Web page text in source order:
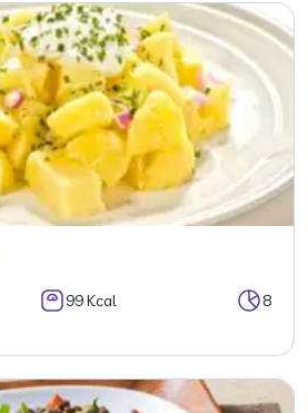
99 Kcal 8